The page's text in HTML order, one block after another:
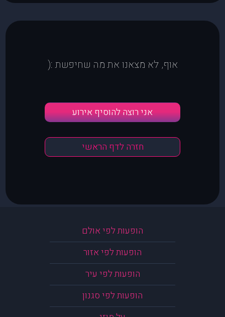
אוף, לא מצאנו את מה שחיפשת :(
אני רוצה להוסיף אירוע
חזרה לדף הראשי
הופעות לפי אולם
הופעות לפי אזור
הופעות לפי עיר
הופעות לפי סגנון